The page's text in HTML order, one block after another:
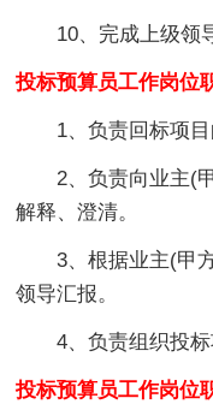
10、完成上级领导
投标预算员工作岗位
1、负责回标项目
2、负责向业主(甲
解释、澄清。
3、根据业主(甲方
领导汇报。
4、负责组织投标
投标预算员工作岗位